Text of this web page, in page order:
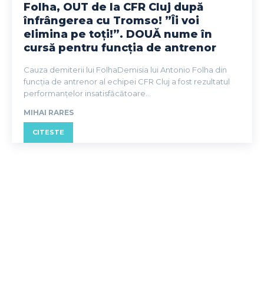
Folha, OUT de la CFR Cluj după
înfrângerea cu Tromso! ”Îi voi
elimina pe toți!”. DOUĂ nume în
cursă pentru funcția de antrenor
Cauza demiterii lui FolhaDemisia lui Antonio Folha din
funcția de antrenor al echipei CFR Cluj a fost rezultatul
performanțelor insatisfăcătoare...
MIHAI RARES
CITESTE